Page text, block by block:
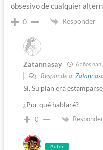
obsesivo de cualquier
0 Responder
Zatannasay 6 años
Responde a
Sí. Su plan era
¿Por qué hablaré?
0 Responder
Autor